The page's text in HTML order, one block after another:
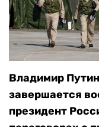
Владимир
завершается
президент